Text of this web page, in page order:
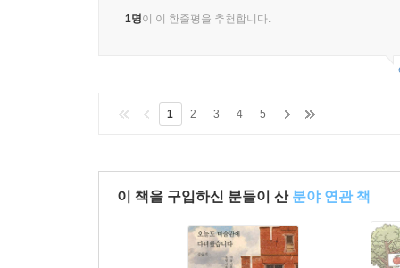
1명이 이 한줄평을 추천합니다.
1 2 3 4 5
이 책을 구입하신 분들이 산 분야 연관 책